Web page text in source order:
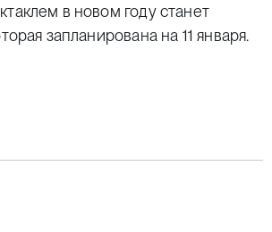
в новом году станет
запланирована на 11 января.